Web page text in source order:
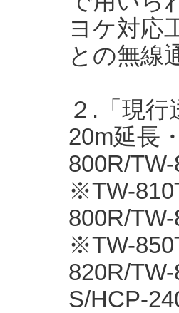
ヨケ対応
との無線
２.「現
20m延長
800R/
※TW-
800R/
※TW-
820R/
S/HCP-